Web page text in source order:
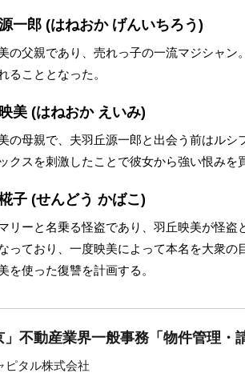
一郎 (はねおか げんいちろう)
の父親であり、売れっ子の一流マジシャ
ることとなった。
美 (はねおか えいみ)
の母親で、夫羽丘源一郎と出会う前はル
クスを刺激したことで彼女から強い恨みを
子 (せんどう かばこ)
リーと名乗る怪盗であり、羽丘映美が怪
っており、一度映美によって本名を大衆
を使った復讐を計画する。
」不動産業界一般事務「物件管理・
ピタル株式会社